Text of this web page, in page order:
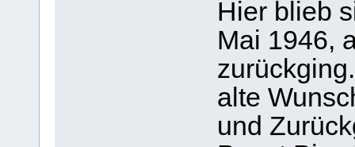
Hier blieb
Mai 1946,
alte
und